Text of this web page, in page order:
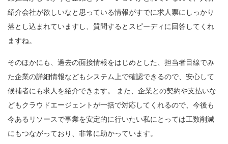
紹介会社が欲しいなと思っている情報がすでに求人票にしっかり
落とし込まれていますし、質問するとスピーディに回答してくれ
ますね。
そのほかにも、過去の面接情報をはじめとした、担当者目線でみ
た企業の詳細情報などもシステム上で確認できるので、安心して
候補者にも求人を紹介できます。 また、企業との契約や支払いな
どもクラウドエージェントが一括で対応してくれるので、今後も
今あるリソースで事業を安定的に行いたい私にとっては工数削減
にもつながっており、非常に助かっています。